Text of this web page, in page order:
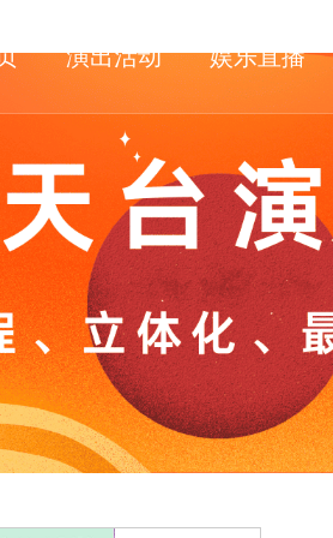
演出活动 娱乐直播